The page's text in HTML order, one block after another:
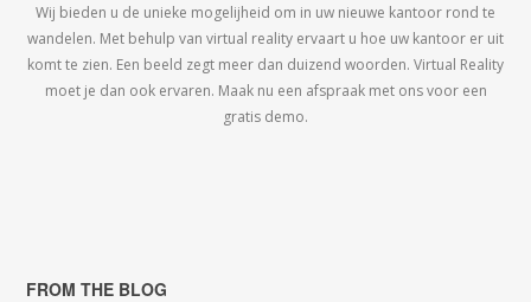
Wij bieden u de unieke mogelijheid om in uw nieuwe kantoor rond te
wandelen. Met behulp van virtual reality ervaart u hoe uw kantoor er uit
komt te zien. Een beeld zegt meer dan duizend woorden. Virtual Reality
moet je dan ook ervaren. Maak nu een afspraak met ons voor een
gratis demo.
FROM THE BLOG